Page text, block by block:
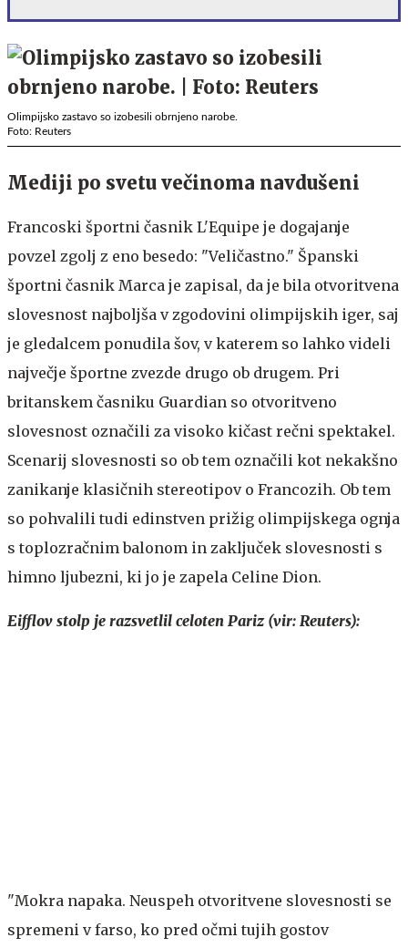
Olimpijsko zastavo so izobesili obrnjeno narobe.
Foto: Reuters
Mediji po svetu večinoma navdušeni
Francoski športni časnik L'Equipe je dogajanje
povzel zgolj z eno besedo: "Veličastno." Španski
športni časnik Marca je zapisal, da je bila otvoritvena
slovesnost najboljša v zgodovini olimpijskih iger, saj
je gledalcem ponudila šov, v katerem so lahko videli
največje športne zvezde drugo ob drugem. Pri
britanskem časniku Guardian so otvoritveno
slovesnost označili za visoko kičast rečni spektakel.
Scenarij slovesnosti so ob tem označili kot nekakšno
zanikanje klasičnih stereotipov o Francozih. Ob tem
so pohvalili tudi edinstven prižig olimpijskega ognja
s toplozračnim balonom in zaključek slovesnosti s
himno ljubezni, ki jo je zapela Celine Dion.
Eifflov stolp je razsvetlil celoten Pariz (vir: Reuters):
"Mokra napaka. Neuspeh otvoritvene slovesnosti se
spremeni v farso, ko pred očmi tujih gostov